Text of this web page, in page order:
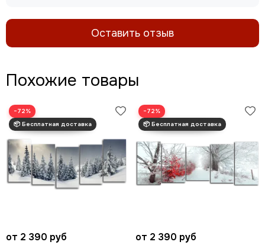
Оставить отзыв
Похожие товары
−72%
от 2 390 руб
−72%
от 2 390 руб